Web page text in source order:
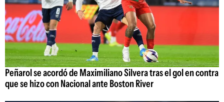
Peñarol se acordó de Maximiliano Silvera tras el gol en contra
que se hizo con Nacional ante Boston River